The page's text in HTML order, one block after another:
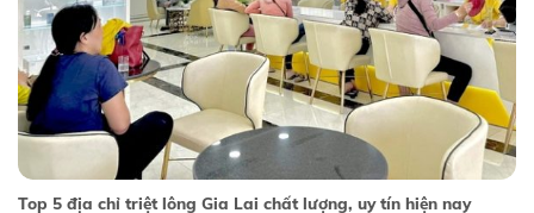
Top 5 địa chỉ triệt lông Gia Lai chất lượng, uy tín hiện nay